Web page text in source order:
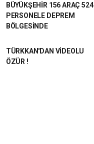
BÜYÜKŞEHİR 156 ARAÇ 524
PERSONELE DEPREM
BÖLGESİNDE
TÜRKKAN'DAN VİDEOLU
ÖZÜR !